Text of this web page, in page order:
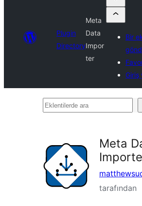
Plugin
Directory
Meta
Data
Impor
ter
Bir
Giriş
Eklentilerde
Meta
tarafından